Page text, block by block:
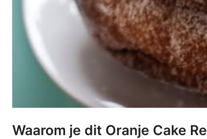
Waarom je dit Oranje Cake